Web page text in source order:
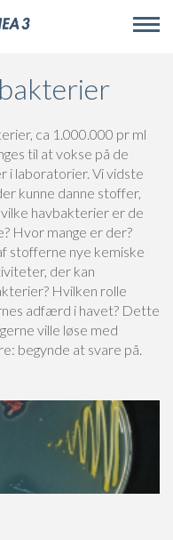
ca 1.000.000 pr ml
til at vokse på de
i laboratorier. Vi vidste
kunne danne stoffer,
havbakterier er de
Hvor mange er der?
stofferne nye kemiske
der kan
Hvilken rolle
adfærd i havet? Dette
ville løse med
begynde at svare på.